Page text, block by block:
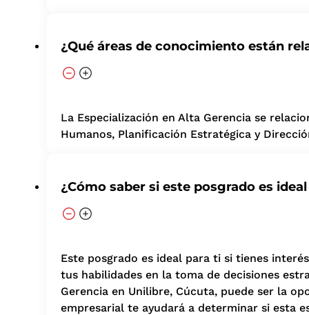
¿Qué áreas de conocimiento están
La Especialización en Alta Gerencia se
Humanos, Planificación Estratégica y
¿Cómo saber si este posgrado es
Este posgrado es ideal para ti si tienes
tus habilidades en la toma de decisiones
Gerencia en Unilibre, Cúcuta, puede ser la
empresarial te ayudará a determinar si esta